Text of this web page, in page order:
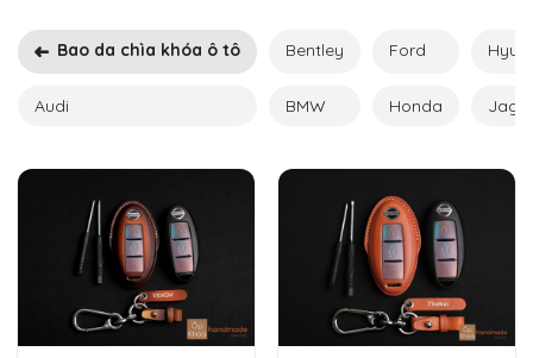
Bao da chìa khóa ô tô
Audi
Bentley
BMW
Ford
Honda